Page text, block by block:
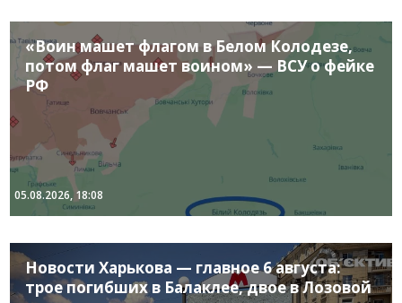
«Воин машет флагом в Белом Колодезе,
потом флаг машет воином» — ВСУ о фейке
РФ
05.08.2026, 18:08
Новости Харькова — главное 6 августа:
трое погибших в Балаклее, двое в Лозовой